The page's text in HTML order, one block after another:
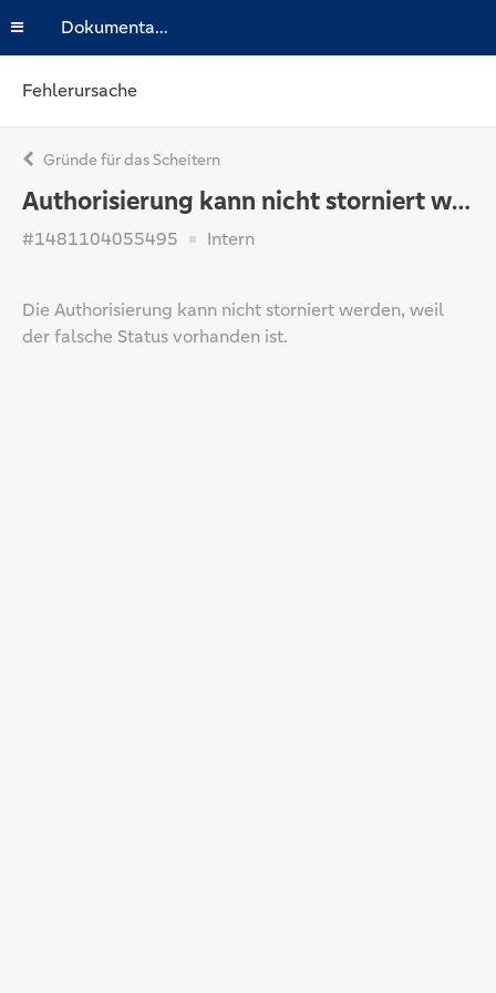
Dokumentation
Fehlerursache
Gründe für das Scheitern
Authorisierung kann nicht storniert werden
#1481104055495 Intern
Die Authorisierung kann nicht storniert werden, weil
der falsche Status vorhanden ist.